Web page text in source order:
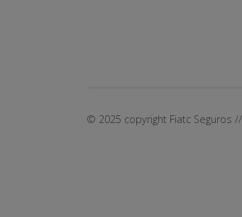
© 2025 copyright Fiatc Seguros